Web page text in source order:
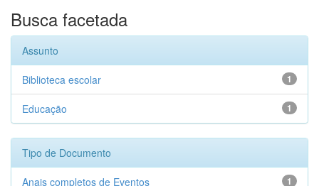
Busca facetada
Assunto
1
Biblioteca escolar
1
Educação
Tipo de Documento
1
Anais completos de Eventos